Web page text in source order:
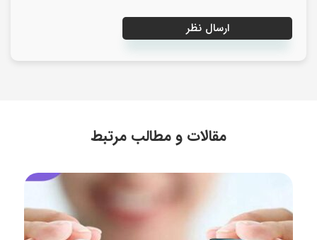
مقالات و مطالب مرتبط